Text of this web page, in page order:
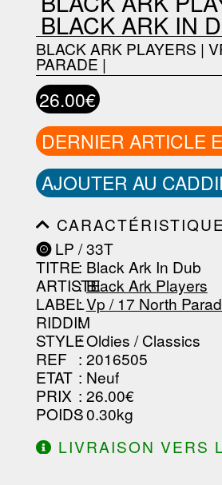
BLACK ARK IN
BLACK ARK PLAYERS |
PARADE |
26.00€
DERNIER ARTICLE
AJOUTER AU
LP / 33T
TITRE: Black Ark In Dub
ARTISTE
:Black Ark Players
LABEL
:Vp / 17 North
RIDDIM
:
STYLE: Oldies / Classics
REF : 2016505
ETAT : Neuf
PRIX : 26.00€
POIDS: 0.30kg
LIVRAISON VERS